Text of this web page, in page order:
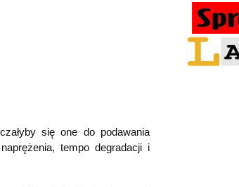
się one do podawania
tempo degradacji i